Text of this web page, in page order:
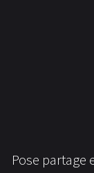
Pose partage